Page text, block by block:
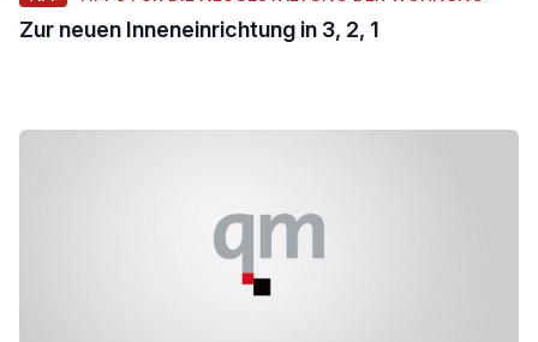
Zur neuen Inneneinrichtung in 3, 2, 1